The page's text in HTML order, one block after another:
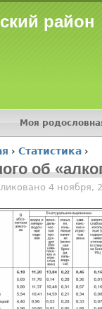
район
› Статистика ›
об
4 ноября,
Моя